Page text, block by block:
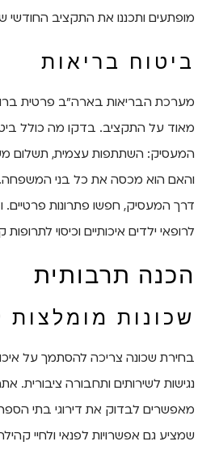
מופתעים ותכננו את התקציב
ביטוח בריאות
מערכת הבריאות בארה"ב פרטית
מאוד על התקציב. בדקו מה כולל
המעסיק: השתתפות עצמית, תשלום
והאם הוא מכסה את כל בני
דרך המעסיק, חפשו פתרונות פרטיים.
לרופאי ילדים איכותיים וכיסוי לתרופות
הכנה תרבותית
שכונות
בחירת שכונה צריכה להסתמך על
מאפשרים לבדוק את דירוגי בתי
שמציע גם אפשרויות לפנאי ולחיי